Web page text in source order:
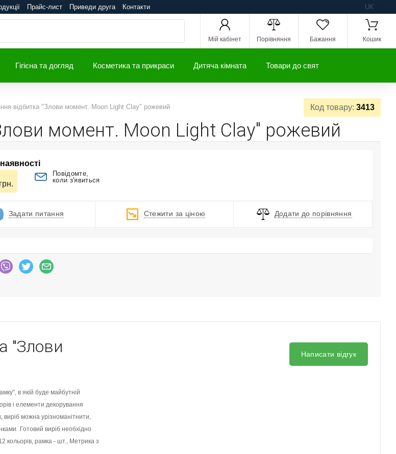
Прайс-лист Приведи друга Контакти UK
Мій кабінет Порівняння Бажання Кошик
Гігієна та догляд Косметика та прикраси Дитяча кімната Товари до свят
Код товару: 3413
відбитка "Злови момент. Moon Light Clay" рожевий
момент. Moon Light Clay" рожевий
грн.
Повідомте,
коли з'явиться
Задати питання Стежити за ціною Додати до порівняння
"Злови
в якій буде майбутній
і елементи декорування
можна урізноманітнити,
Готовий виріб необхідно
кольорів, рамка - шт., Метрика з
Написати відгук